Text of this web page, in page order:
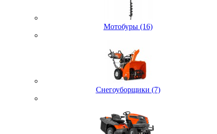
Мотобуры (16)
Снегоуборщики (7)